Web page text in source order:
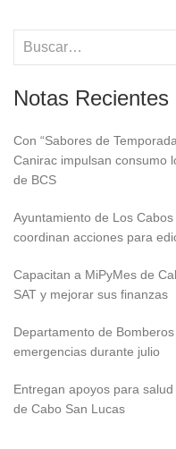
Notas Recientes
Con “Sabores de
Canirac impulsan consumo
de BCS
Ayuntamiento de Los
coordinan acciones para
Capacitan a MiPyMes de
SAT y mejorar sus finanzas
Departamento de
emergencias durante julio
Entregan apoyos para
de Cabo San Lucas